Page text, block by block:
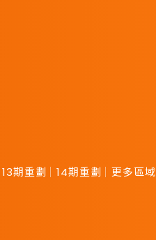
13期重劃 14期重劃 更多區域